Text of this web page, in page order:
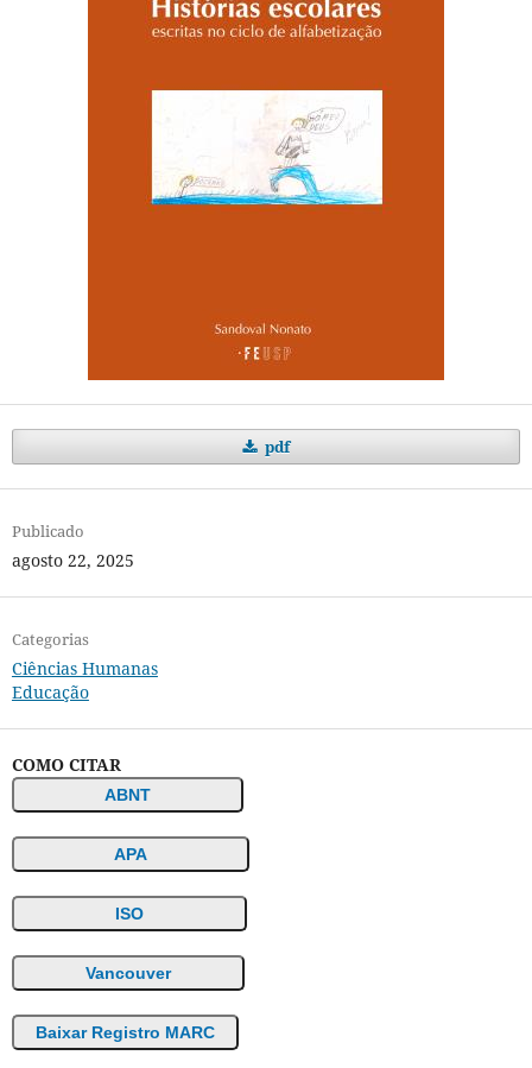
pdf
Publicado
agosto 22, 2025
Categorias
Ciências Humanas
Educação
COMO CITAR
ABNT
APA
ISO
Vancouver
Baixar Registro MARC